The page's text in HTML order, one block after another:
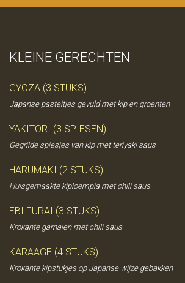
KLEINE GERECHTEN
GYOZA (3 STUKS)
Japanse pasteitjes gevuld met kip en groenten
YAKITORI (3 SPIESEN)
Gegrilde spiesjes van kip met teriyaki saus
HARUMAKI (2 STUKS)
Huisgemaakte kiploempia met chili saus
EBI FURAI (3 STUKS)
Krokante garnalen met chili saus
KARAAGE (4 STUKS)
Krokante kipstukjes op Japanse wijze gebakken